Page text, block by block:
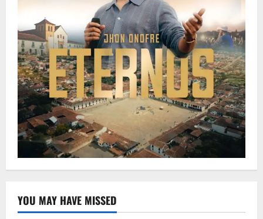
YOU MAY HAVE MISSED